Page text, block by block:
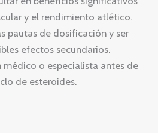
y el rendimiento atlético.
pautas de dosificación y ser
efectos secundarios.
médico o especialista antes de
de esteroides.